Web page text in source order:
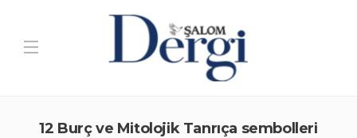
12 Burç ve Mitolojik Tanrıça sembolleri